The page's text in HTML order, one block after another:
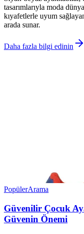
tasarımlarıyla moda
kıyafetlerle uyum
arada sunar.
Daha fazla bilgi edinin
PopülerArama
Güvenilir Çocuk
Güvenin Önemi